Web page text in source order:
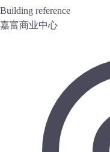
Building reference
嘉富商业中心